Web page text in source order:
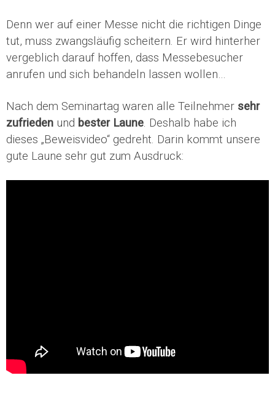
Denn wer auf einer Messe nicht die richtigen Dinge
tut, muss zwangsläufig scheitern. Er wird hinterher
vergeblich darauf hoffen, dass Messebesucher
anrufen und sich behandeln lassen wollen…
Nach dem Seminartag waren alle Teilnehmer sehr
zufrieden und bester Laune. Deshalb habe ich
dieses „Beweisvideo“ gedreht. Darin kommt unsere
gute Laune sehr gut zum Ausdruck: